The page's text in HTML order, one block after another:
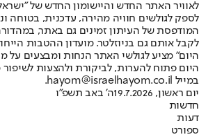
לאוויר האתר החדש והיישומון החדש של
לספק לגולשים חוויה מהירה, עדכנית, בטוחה
המודפסת של העיתון זמינים גם באתר,
לקבל אותם גם בניוזלטר. מועדון ההטבות
היום" מציע לגולשי האתר הנחות ומבצעים על
היום פתוח להערות, לביקורת ולהצעות לשיפור
במייל hayom@israelhayom.co.il.
יום ראשון, 19.7.2026
ה' באב תשפ"ו
חדשות
דעות
ספורט